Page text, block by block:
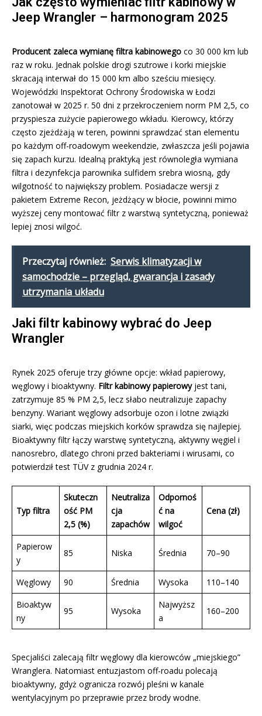
Jeep Wrangler – harmonogram 2025
Producent zaleca wymianę filtra kabinowego co 30 000 km lub
raz w roku. Jednak polskie drogi szutrowe i korki miejskie
skracają interwał do 15 000 km albo sześciu miesięcy.
Wojewódzki Inspektorat Ochrony Środowiska w Łodzi
zanotował w 2025 r. 50 dni z przekroczeniem norm PM 2,5, co
przyspiesza zużycie papierowego wkładu. Kierowcy, którzy
często zjeżdżają w teren, powinni sprawdzać stan elementu
po każdym off-roadowym weekendzie, zwłaszcza jeśli pojawia
się zapach kurzu. Idealną praktyką jest równoległa wymiana
filtra i dezynfekcja parownika sulfidem srebra wiosną, gdy
wilgotność to największy problem. Posiadacze wersji z
pakietem Extreme Recon, jeżdżący w błocie, powinni mimo
wyższej ceny montować filtr z warstwą syntetyczną, ponieważ
lepiej znosi wilgoć.
Przeczytaj również: Serwis klimatyzacji w
samochodzie – przegląd, gwarancja i zasady
utrzymania układu
Jaki filtr kabinowy wybrać do Jeep
Wrangler
Rynek 2025 oferuje trzy główne opcje: wkład papierowy,
węglowy i bioaktywny. Filtr kabinowy papierowyjest tani,
zatrzymuje 85 % PM 2,5, lecz słabo neutralizuje zapachy
benzyny. Wariant węglowy adsorbuje ozon i lotne związki
siarki, więc podczas miejskich korków sprawdza się najlepiej.
Bioaktywny filtr łączy warstwę syntetyczną, aktywny węgiel i
nanosrebro, dlatego chroni przed bakteriami i wirusami, co
potwierdził test TÜV z grudnia 2024 r.
Typ filtra
Skuteczn
ość PM
2,5 (%)
Neutraliza
cja
zapachów
Odpornoś
ć na
wilgoć
Cena (zł)
Papierow
y
85 Niska Średnia 70–90
Węglowy 90 Średnia Wysoka
110–140
Bioaktyw
ny
95 Wysoka
Najwyższ
a
160–200
Specjaliści zalecają filtr węglowy dla kierowców „miejskiego”
Wranglera. Natomiast entuzjastom off-roadu polecają
bioaktywny, gdyż ogranicza rozwój pleśni w kanale
wentylacyjnym po przeprawie przez brody wodne.